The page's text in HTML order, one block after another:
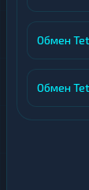
Обмен
Обмен